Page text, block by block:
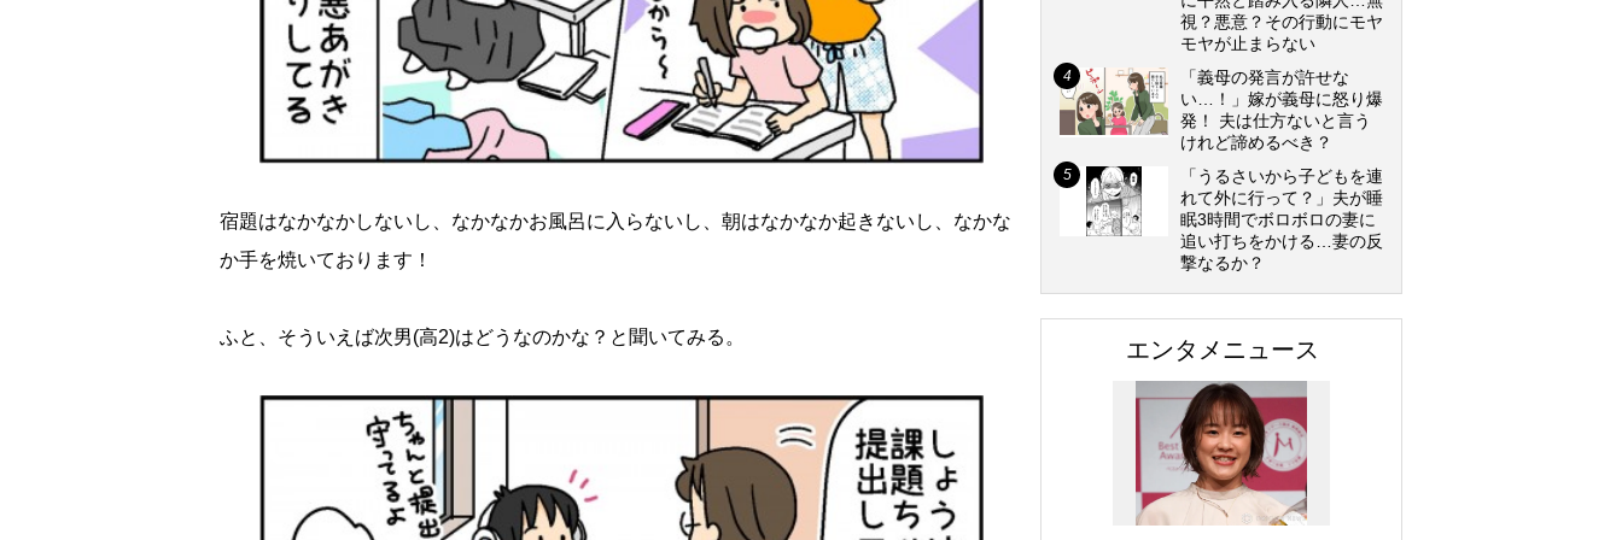
宿題はなかなかしないし、なかなかお風呂に入らないし、朝はなかなか起きないし、なかな
か手を焼いております！
ふと、そういえば次男(高2)はどうなのかな？と聞いてみる。
視？悪意？その行動にモヤ
モヤが止まらない
「義母の発言が許せな
い…！」嫁が義母に怒り爆
発！ 夫は仕方ないと言う
けれど諦めるべき？
「うるさいから子どもを連
れて外に行って？」夫が睡
眠3時間でボロボロの妻に
追い打ちをかける…妻の反
撃なるか？
エンタメニュース